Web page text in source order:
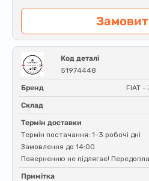
Код деталі
51974448
Бренд FIAT -
Склад
Термін доставки
Термін постачання: 1-3 робочі дні
Замовлення до 14:00
Поверненню не підлягає!
Примітка